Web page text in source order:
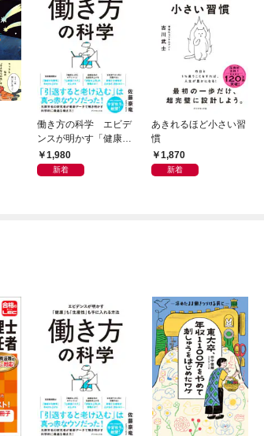
働き方の科学 エビデ
ンスが明かす「健康」
も「生産性」も手に入
れる方法
1,980
新着
あきれるほど小さい習
慣
1,870
新着